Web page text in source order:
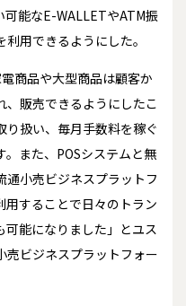
可能なE-WALLETやATM振
用できるようにした。
商品や大型商品は顧客か
、販売できるようにしたこ
り扱い、毎月手数料を稼ぐ
また、POSシステムと無
小売ビジネスプラットフ
用することで日々のトラン
能になりました」とユス
売ビジネスプラットフォー